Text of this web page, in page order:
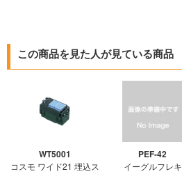
この商品を見た人が見ている商品
WT5001
コスモ ワイド21 埋込ス
PEF-42
イーグルフレキ